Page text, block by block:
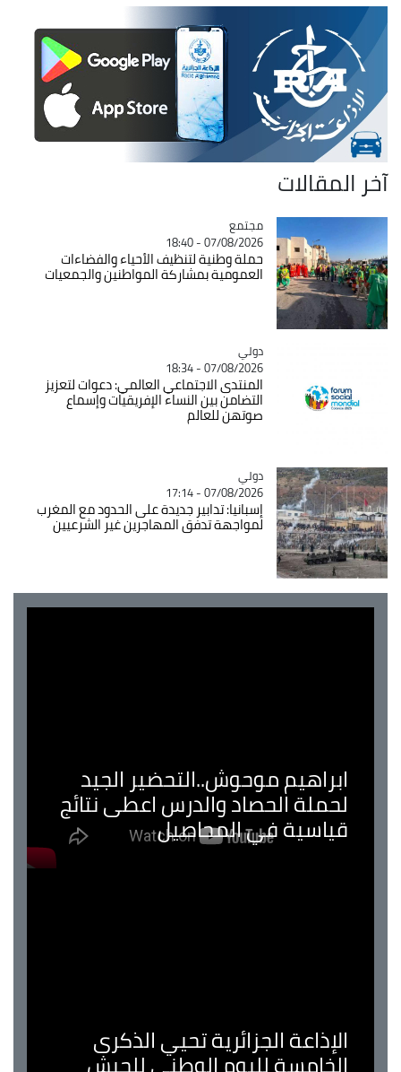
آخر المقالات
Catégorie
مجتمع
07/08/2026 - 18:40
حملة وطنية لتنظيف الأحياء والفضاءات
العمومية بمشاركة المواطنين والجمعيات
Catégorie
دولي
07/08/2026 - 18:34
المنتدى الاجتماعي العالمي: دعوات لتعزيز
التضامن بين النساء الإفريقيات وإسماع
صوتهن للعالم
Catégorie
دولي
07/08/2026 - 17:14
إسبانيا: تدابير جديدة على الحدود مع المغرب
لمواجهة تدفق المهاجرين غير الشرعيين
ابراهيم موحوش..التحضير الجيد
لحملة الحصاد والدرس اعطى نتائج
قياسية في المحاصيل
الإذاعة الجزائرية تحيي الذكرى